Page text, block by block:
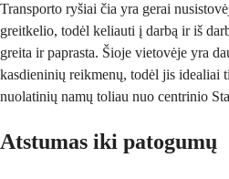
Transporto ryšiai čia yra gerai
greitkelio, todėl keliauti į darbą ir iš
greita ir paprasta. Šioje vietovėje yra
kasdieninių reikmenų, todėl jis idealiai
nuolatinių namų toliau nuo centrinio
Atstumas iki patogumų